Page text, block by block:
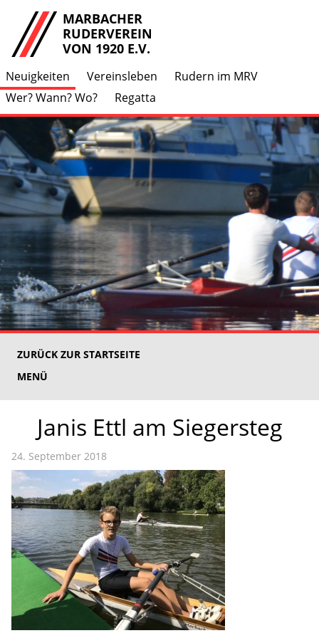
MARBACHER
RUDERVEREIN
VON 1920 E.V.
Neuigkeiten Vereinsleben
Rudern im MRV
Wer? Wann? Wo?
Regatta
ZURÜCK ZUR STARTSEITE
MENÜ
Janis Ettl am Siegersteg
24. September 2018